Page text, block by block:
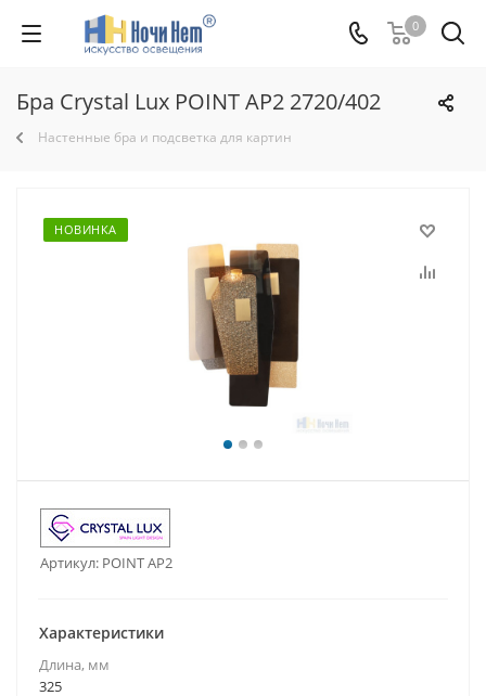
0
Бра Crystal Lux POINT AP2 2720/402
Настенные бра и подсветка для картин
НОВИНКА
Артикул: POINT AP2
Характеристики
Длина, мм
325